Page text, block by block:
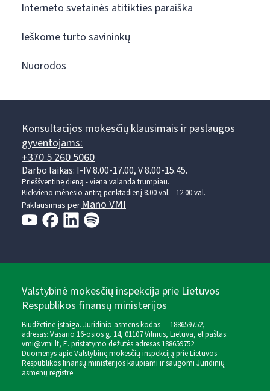
Interneto svetainės atitikties paraiška
Ieškome turto savininkų
Nuorodos
Konsultacijos mokesčių klausimais ir paslaugos
gyventojams:
+370 5 260 5060
Darbo laikas: I-IV 8.00-17.00, V 8.00-15.45.
Prieššventinę dieną - viena valanda trumpiau.
Kiekvieno mėnesio antrą penktadienį 8.00 val. - 12.00 val.
Paklausimas perMano VMI
Valstybinė mokesčių inspekcija prie Lietuvos
Respublikos finansų ministerijos
Biudžetinė įstaiga. Juridinio asmens kodas — 188659752,
adresas: Vasario 16-osios g. 14, 01107 Vilnius, Lietuva, el.paštas:
vmi@vmi.lt, E. pristatymo dėžutės adresas 188659752
Duomenys apie Valstybinę mokesčių inspekciją prie Lietuvos
Respublikos finansų ministerijos kaupiami ir saugomi Juridinių
asmenų registre